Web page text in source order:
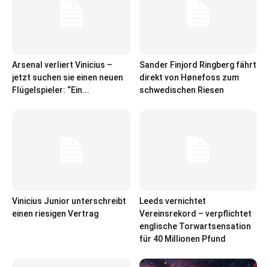
Arsenal verliert Vinicius –
jetzt suchen sie einen neuen
Flügelspieler: “Ein...
Sander Finjord Ringberg fährt
direkt von Hønefoss zum
schwedischen Riesen
Vinicius Junior unterschreibt
einen riesigen Vertrag
Leeds vernichtet
Vereinsrekord – verpflichtet
englische Torwartsensation
für 40 Millionen Pfund